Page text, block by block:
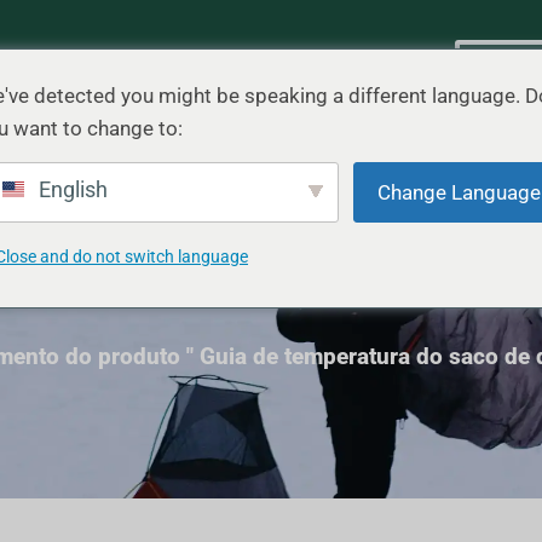
do saco de
do produto " Guia de temperatura do saco
detected you might be speaking a different language.
want to change to:
English Change Language
and do not switch language